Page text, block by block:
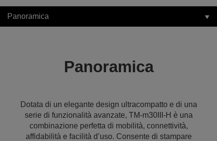
Panoramica
Panoramica
Dotata di un elegante design ultracompatto e di una
serie di funzionalità avanzate, TM-m30III-H è una
combinazione perfetta di mobilità, connettività,
affidabilità e facilità d’uso. Consente di stampare